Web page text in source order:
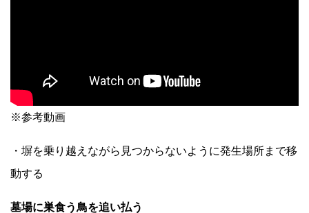
※参考動画
・塀を乗り越えながら見つからないように発生場所まで移
動する
墓場に巣食う鳥を追い払う